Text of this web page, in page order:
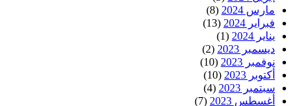
مارس 2024
(8)
فبراير 2024
(13)
يناير 2024
(1)
ديسمبر 2023
(2)
نوفمبر 2023
(10)
أكتوبر 2023
(10)
سبتمبر 2023
(4)
أغسطس 2023
(7)